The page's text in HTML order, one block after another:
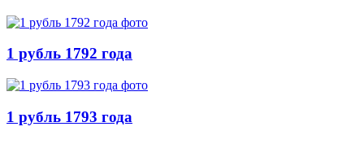
1 рубль 1792 года
1 рубль 1793 года